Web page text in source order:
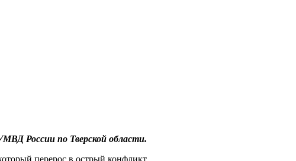
России по Тверской области.
перерос в острый конфликт.